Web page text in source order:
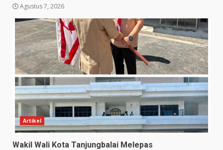
Agustus 7, 2026
Artikel
Wakil Wali Kota Tanjungbalai Melepas